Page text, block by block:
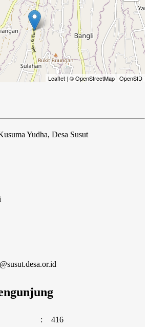
Leaflet |© OpenStreetMap | OpenSID
Yudha, Desa Susut
: 416